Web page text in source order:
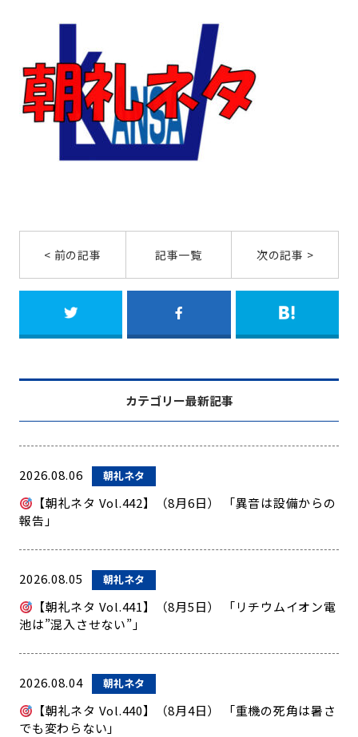
< 前の記事 記事一覧 次の記事 >
カテゴリー最新記事
2026.08.06 朝礼ネタ
【朝礼ネタ Vol.442】（8月6日） 「異音は設備からの
報告」
2026.08.05 朝礼ネタ
【朝礼ネタ Vol.441】（8月5日） 「リチウムイオン電
池は”混入させない”」
2026.08.04 朝礼ネタ
【朝礼ネタ Vol.440】（8月4日） 「重機の死角は暑さ
でも変わらない」